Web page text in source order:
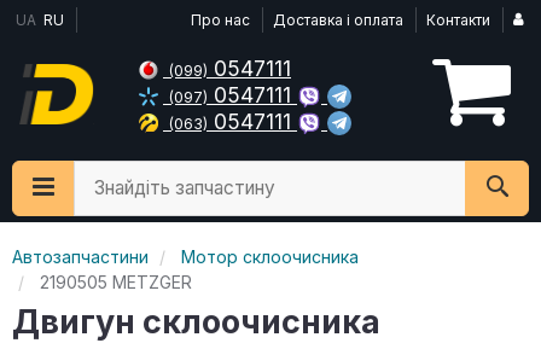
UA RU Про нас Доставка і оплата Контакти
(099) 0547111
(097) 0547111
(063) 0547111
Знайдіть запчастину
Автозапчастини
Мотор склоочисника
2190505 METZGER
Двигун склоочисника